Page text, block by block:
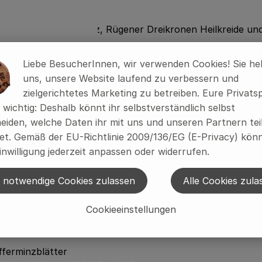
Kieler Ostseesalz, Rügener Dreikronen Heilkreide
Zutaten - also ein reines Naturmittel, handwerklich
gedrückt, so dass etwas Pulver auf den Borsten
gespült werden.
gewöhnungsbedürftig, da Salz und Kreide die
jedem Putzen.
ohne Rieselhilfen und ohne künstliche
und bilden manchmal kleine Klümpchen, dies
leicht geöffnet im Bad stehen, so kann
Alternativen zu künstlich-chemischen
aus Weißblech. Kein Aluminium, kein
Liebe BesucherInnen, wir verwenden Cookies! Sie
uns, unsere Website laufend zu verbessern und
zielgerichtetes Marketing zu betreiben. Eure
wichtig: Deshalb könnt ihr selbstverständlich selbst
welche Daten ihr mit uns und unseren Partnern
Gemäß der EU-Richtlinie 2009/136/EG (E-Privacy)
jederzeit anpassen oder widerrufen.
Cookieeinstellungen
Cookies zulassen Alle Cookies